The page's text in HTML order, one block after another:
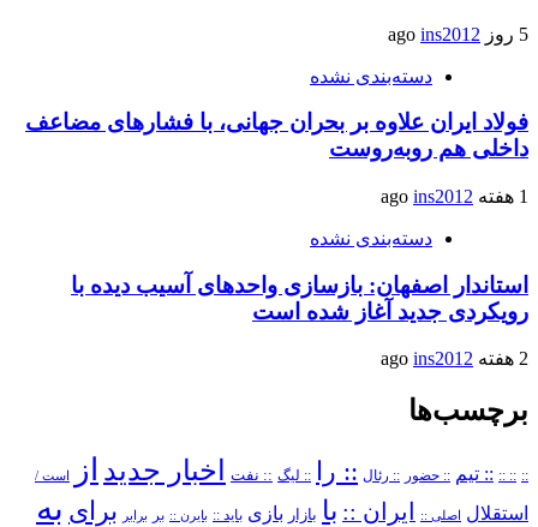
5 روز ago ins2012
دسته‌بندی نشده
فولاد ایران علاوه بر بحران جهانی، با فشارهای مضاعف
داخلی هم روبه‌روست
1 هفته ago ins2012
دسته‌بندی نشده
استاندار اصفهان: بازسازی واحدهای آسیب دیده با
رویکردی جدید آغاز شده است
2 هفته ago ins2012
برچسب‌ها
::
:: :: :: تیم :: حضور :: رئال :: را :: لیگ :: نفت اخبار جدید از است /
استقلال اصلی :: ایران :: با بازار بازی باید :: بایرن :: بر برابر برای به